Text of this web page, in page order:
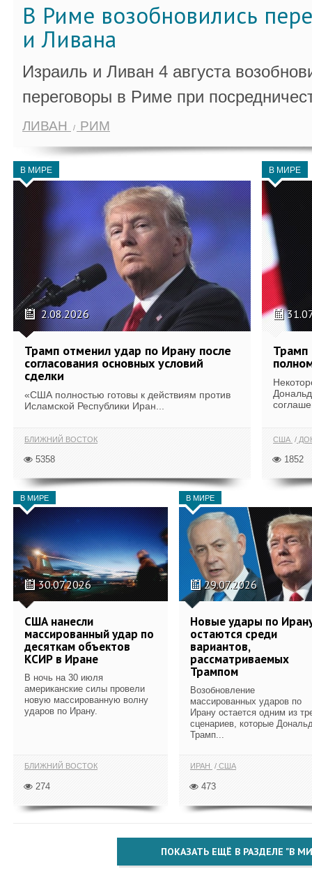
В Риме возобновились
и Ливана
Израиль и Ливан 4 августа
переговоры в Риме при
ЛИВАН РИМ
В МИРЕ
2.08.2026
Трамп отменил удар по Ирану после
согласования основных условий
сделки
«США полностью готовы к действиям против
Исламской Республики Иран...
БЛИЖНИЙ ВОСТОК
5358
В МИРЕ
Трамп
США
1852
В МИРЕ
30.07.2026
США нанесли
массированный удар по
десяткам объектов
КСИР в Иране
В ночь на 30 июля
американские силы провели
новую массированную волну
ударов по Ирану.
БЛИЖНИЙ ВОСТОК
274
В МИРЕ
29.07.2026
Новые удары по
остаются среди
вариантов,
рассматриваемых
Трампом
Возобновление
массированных ударов по
Ирану остается одним из
сценариев, которые
Трамп...
ИРАН США
473
ПОКАЗАТЬ ЕЩЁ В РАЗДЕЛЕ "В